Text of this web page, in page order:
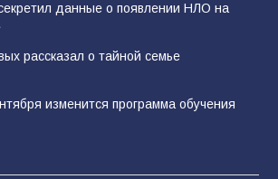
данные о появлении НЛО на
рассказал о тайной семье
изменится программа обучения